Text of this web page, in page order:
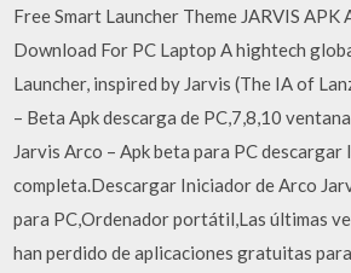
Free Smart Launcher Theme JARVIS APK
Download For PC Laptop A hightech
Launcher, inspired by Jarvis (The IA of
– Beta Apk descarga de PC,7,8,10
Jarvis Arco – Apk beta para PC descargar
completa.Descargar Iniciador de Arco
para PC,Ordenador portátil,Las últimas
han perdido de aplicaciones gratuitas